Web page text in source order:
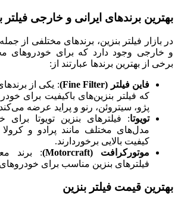
بهترین برندهای ایرانی و خارجی فیلتر
در بازار فیلتر بنزین، برندهای مختلفی از
و خارجی وجود دارد که برای خودروهای
برخی از بهترین برندها عبارتند از:
فاین فیلتر (Fine Filter)
: یکی از
که فیلتر بنزین‌های باکیفیت برای
پژو، سیتروئن، رنو و پراید عرضه
تویوتا: فیلترهای بنزین تویوتا برای
مدل‌های مختلف مانند پرادو و
کیفیت بالایی برخوردارند.
موتورکرافت (Motorcraft)
: برند
فیلترهای بنزین مناسب برای
بهترین قیمت فیلتر بنزین